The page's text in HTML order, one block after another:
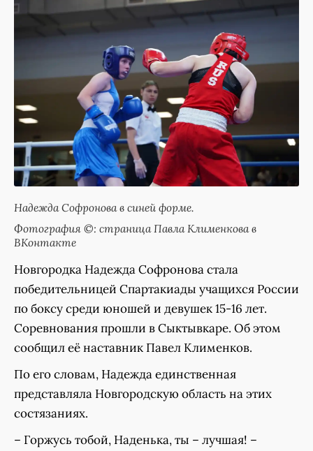
Надежда Софронова в синей форме.
Фотография ©: страница Павла Клименкова в
ВКонтакте
Новгородка Надежда Софронова стала
победительницей Спартакиады учащихся России
по боксу среди юношей и девушек 15-16 лет.
Соревнования прошли в Сыктывкаре. Об этом
сообщил её наставник Павел Клименков.
По его словам, Надежда единственная
представляла Новгородскую область на этих
состязаниях.
– Горжусь тобой, Наденька, ты – лучшая! –